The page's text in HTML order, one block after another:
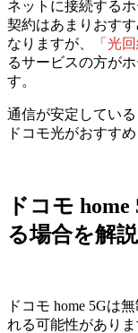
ネットに接続する
契約はあまりおすす
なりますが、
「光
るサービスの方が
す。
通信が安定している
ドコモ光がおすすめ
ドコモ
る場合を解説
ドコモ home 5Gは
れる可能性がありま